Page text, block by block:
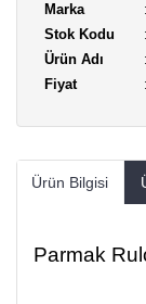
Marka
Stok Kodu
Ürün Adı
Fiyat
Ürün Bilgisi
Parmak